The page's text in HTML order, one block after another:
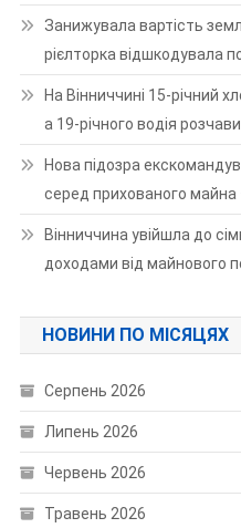
Занижувала вартість
рієлторка відшкодувала
На Вінниччині 15-річний
а 19-річного водія
Нова підозра
серед прихованого майна
Вінниччина увійшла до
доходами від майнового
НОВИНИ ПО МІСЯЦЯХ
Серпень 2026
Липень 2026
Червень 2026
Травень 2026